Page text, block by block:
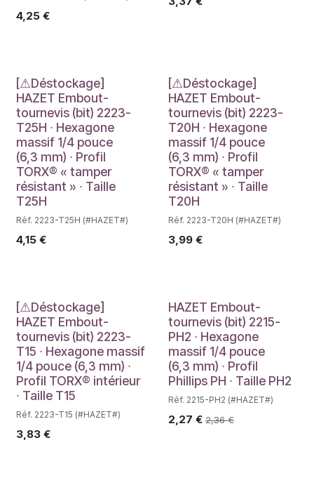
4,25 €
Déstockage
[⚠Déstockage]
HAZET Embout-
tournevis (bit) 2223-
T25H ∙ Hexagone
massif 1/4 pouce
(6,3 mm) ∙ Profil
TORX® « tamper
résistant » ∙ Taille
T25H
Réf. 2223-T25H (#HAZET#)
4,15 €
Déstockage
[⚠Déstockage]
HAZET Embout-
tournevis (bit) 2223-
T20H ∙ Hexagone
massif 1/4 pouce
(6,3 mm) ∙ Profil
TORX® « tamper
résistant » ∙ Taille
T20H
Réf. 2223-T20H (#HAZET#)
3,99€
Déstockage
[⚠Déstockage]
HAZET Embout-
tournevis (bit) 2223-
T15 ∙ Hexagone massif
1/4 pouce (6,3 mm) ∙
Profil TORX® intérieur
∙ Taille T15
Réf. 2223-T15 (#HAZET#)
3,83 €
HAZET Embout-
tournevis (bit) 2215-
PH2 ∙ Hexagone
massif 1/4 pouce
(6,3 mm) ∙ Profil
Phillips PH ∙ Taille PH2
Réf. 2215-PH2 (#HAZET#)
2,27 € 2,36€